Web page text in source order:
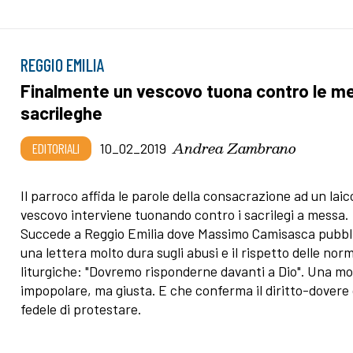
REGGIO EMILIA
Finalmente un vescovo tuona contro le
sacrileghe
EDITORIALI 10_02_2019 Andrea Zambrano
Il parroco affida le parole della consacrazione ad un
vescovo interviene tuonando contro i sacrilegi a messa.
Succede a Reggio Emilia dove Massimo Camisasca
una lettera molto dura sugli abusi e il rispetto delle
liturgiche: "Dovremo risponderne davanti a Dio". Una
impopolare, ma giusta. E che conferma il diritto-dovere
fedele di protestare.